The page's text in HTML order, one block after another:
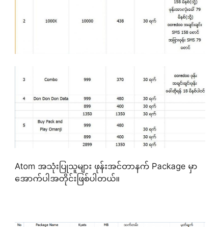
Atom အသုံးပြုသူများ ဖုန်းအင်တာနက် Package မှာ
အောက်ပါအတိုင်းဖြစ်ပါတယ်။